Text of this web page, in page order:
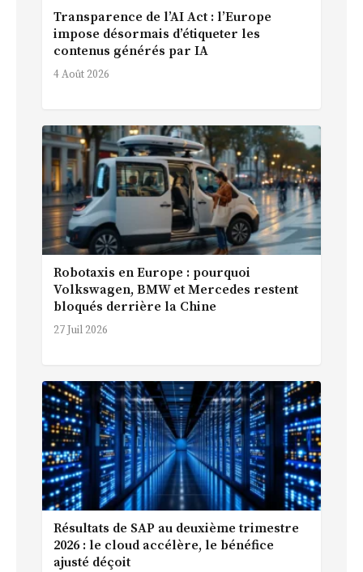
Transparence de l’AI Act : l’Europe
impose désormais d’étiqueter les
contenus générés par IA
4 Août 2026
Robotaxis en Europe : pourquoi
Volkswagen, BMW et Mercedes restent
bloqués derrière la Chine
27 Juil 2026
Résultats de SAP au deuxième trimestre
2026 : le cloud accélère, le bénéfice
ajusté déçoit